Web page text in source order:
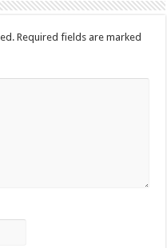
Required fields are marked